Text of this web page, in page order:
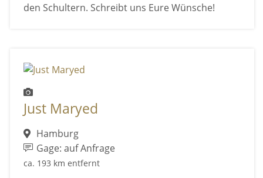
den Schultern. Schreibt uns Eure Wünsche!
Just Maryed
Hamburg
Gage: auf Anfrage
ca. 193 km entfernt